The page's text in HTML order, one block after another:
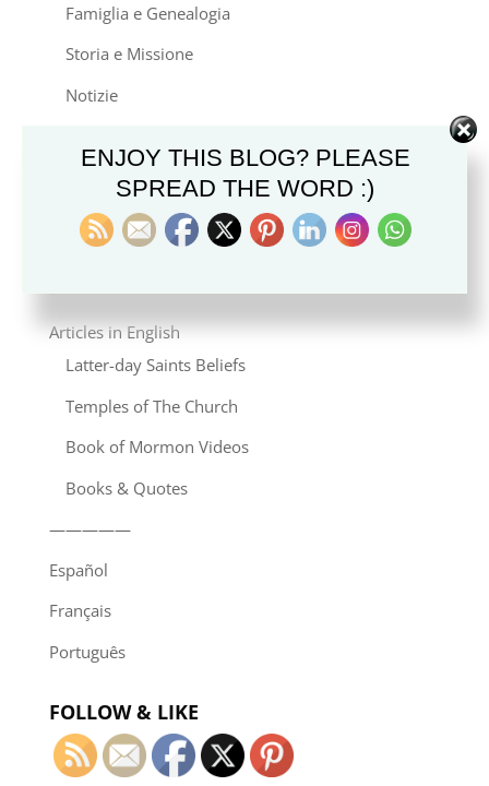
Famiglia e Genealogia
Storia e Missione
Notizie
Altre Chiese Cristiane
Altre Religioni
Induismo
—————
Articles in English
Latter-day Saints Beliefs
Temples of The Church
Book of Mormon Videos
Books & Quotes
—————
Español
Français
Português
FOLLOW & LIKE
ENJOY THIS BLOG? PLEASE
SPREAD THE WORD :)